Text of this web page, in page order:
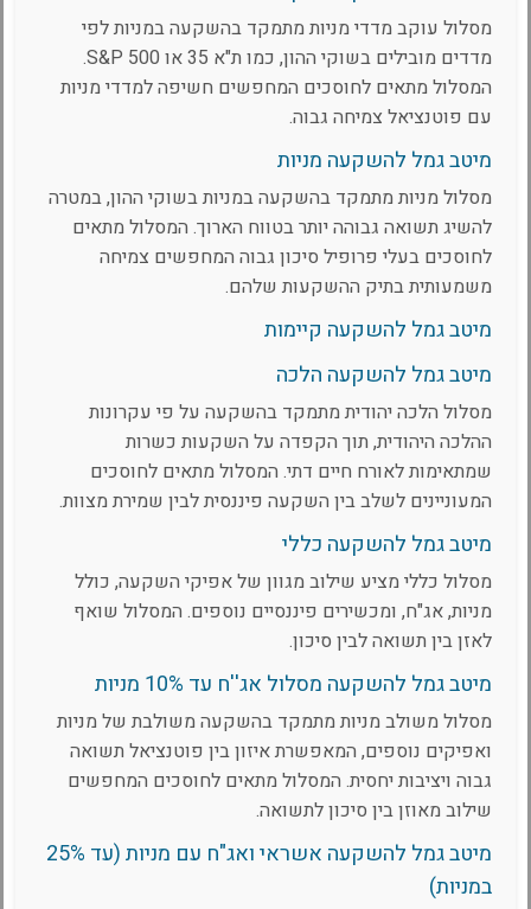
מסלול עוקב מדדי מניות מתמקד בהשקעה במניות לפי
מדדים מובילים בשוקי ההון, כמו ת"א 35 או S&P 500.
המסלול מתאים לחוסכים המחפשים חשיפה למדדי מניות
עם פוטנציאל צמיחה גבוה.
מיטב גמל להשקעה מניות
מסלול מניות מתמקד בהשקעה במניות בשוקי ההון, במטרה
להשיג תשואה גבוהה יותר בטווח הארוך. המסלול מתאים
לחוסכים בעלי פרופיל סיכון גבוה המחפשים צמיחה
משמעותית בתיק ההשקעות שלהם.
מיטב גמל להשקעה קיימות
מיטב גמל להשקעה הלכה
מסלול הלכה יהודית מתמקד בהשקעה על פי עקרונות
ההלכה היהודית, תוך הקפדה על השקעות כשרות
שמתאימות לאורח חיים דתי. המסלול מתאים לחוסכים
המעוניינים לשלב בין השקעה פיננסית לבין שמירת מצוות.
מיטב גמל להשקעה כללי
מסלול כללי מציע שילוב מגוון של אפיקי השקעה, כולל
מניות, אג"ח, ומכשירים פיננסיים נוספים. המסלול שואף
לאזן בין תשואה לבין סיכון.
מיטב גמל להשקעה מסלול אג''ח עד 10% מניות
מסלול משולב מניות מתמקד בהשקעה משולבת של מניות
ואפיקים נוספים, המאפשרת איזון בין פוטנציאל תשואה
גבוה ויציבות יחסית. המסלול מתאים לחוסכים המחפשים
שילוב מאוזן בין סיכון לתשואה.
מיטב גמל להשקעה אשראי ואג"ח עם מניות (עד 25%
במניות)